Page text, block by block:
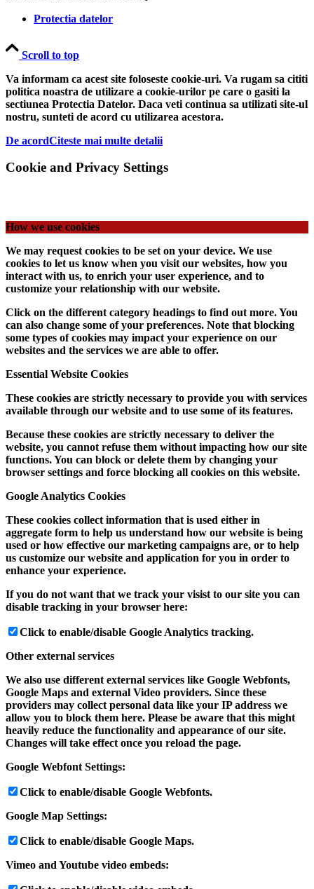
Protectia datelor
Scroll to top
Va informam ca acest site foloseste cookie-uri. Va rugam sa cititi
politica noastra de utilizare a cookie-urilor pe care o gasiti la
sectiunea Protectia Datelor. Daca veti continua sa utilizati site-ul
nostru, sunteti de acord cu utilizarea acestora.
De acordCiteste mai multe detalii
Cookie and Privacy Settings
How we use cookies
We may request cookies to be set on your device. We use
cookies to let us know when you visit our websites, how you
interact with us, to enrich your user experience, and to
customize your relationship with our website.
Click on the different category headings to find out more. You
can also change some of your preferences. Note that blocking
some types of cookies may impact your experience on our
websites and the services we are able to offer.
Essential Website Cookies
These cookies are strictly necessary to provide you with services
available through our website and to use some of its features.
Because these cookies are strictly necessary to deliver the
website, you cannot refuse them without impacting how our site
functions. You can block or delete them by changing your
browser settings and force blocking all cookies on this website.
Google Analytics Cookies
These cookies collect information that is used either in
aggregate form to help us understand how our website is being
used or how effective our marketing campaigns are, or to help
us customize our website and application for you in order to
enhance your experience.
If you do not want that we track your visist to our site you can
disable tracking in your browser here:
Click to enable/disable Google Analytics tracking.
Other external services
We also use different external services like Google Webfonts,
Google Maps and external Video providers. Since these
providers may collect personal data like your IP address we
allow you to block them here. Please be aware that this might
heavily reduce the functionality and appearance of our site.
Changes will take effect once you reload the page.
Google Webfont Settings:
Click to enable/disable Google Webfonts.
Google Map Settings:
Click to enable/disable Google Maps.
Vimeo and Youtube video embeds: